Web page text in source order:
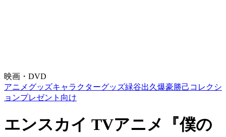
映画・DVD
アニメグッズキャラクターグッズ緑谷出久 爆豪勝己 コレクシ
ョンプレゼント向け
エンスカイ TVアニメ『僕の